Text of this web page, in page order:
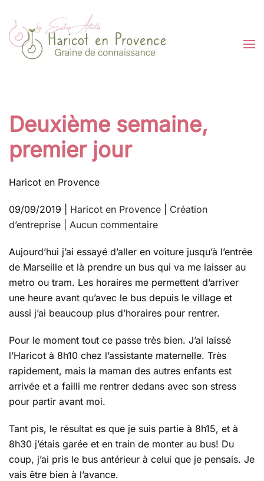
Passer au contenu principal
Deuxième semaine,
premier jour
Haricot en Provence
09/09/2019 Haricot en Provence
Création
d’entreprise
Aucun commentairesur
semaine,
premier
jour
Aujourd’hui j’ai essayé d’aller en voiture jusqu’à l’entrée
de Marseille et là prendre un bus qui va me laisser au
metro ou tram. Les horaires me permettent d’arriver
une heure avant qu’avec le bus depuis le village et
aussi j’ai beaucoup plus d’horaires pour rentrer.
Pour le moment tout ce passe très bien. J’ai laissé
l’Haricot à 8h10 chez l’assistante maternelle. Très
rapidement, mais la maman des autres enfants est
arrivée et a failli me rentrer dedans avec son stress
pour partir avant moi.
Tant pis, le résultat es que je suis partie à 8h15, et à
8h30 j’étais garée et en train de monter au bus! Du
coup, j’ai pris le bus antérieur à celui que je pensais. Je
vais être bien à l’avance.